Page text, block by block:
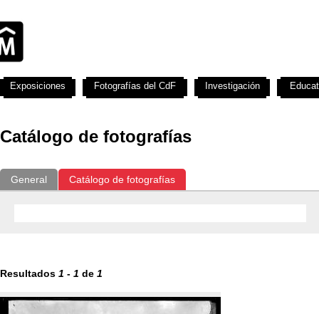
Catálogo de fotografías
General Catálogo de fotografías
Resultados 1 - 1 de 1
Exposiciones Fotografías del CdF Investigación